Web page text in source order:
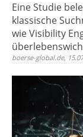
Eine Studie
klassische
wie Visibility
boerse-global.de,